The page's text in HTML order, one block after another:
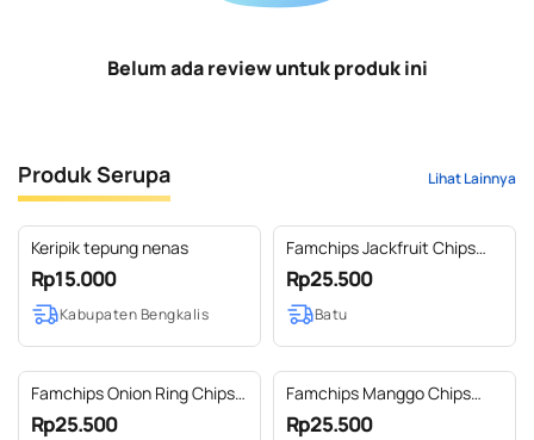
Belum ada review untuk produk ini
Produk Serupa Lihat Lainnya
Keripik tepung nenas
Rp15.000
Kabupaten Bengkalis
Famchips Jackfruit Chips
(Keripik Nangka)
Rp25.500
Batu
Famchips Onion Ring Chips
(Keripik Bawang Bombay)
Rp25.500
Famchips Manggo Chips
(Keripik Mangga)
Rp25.500